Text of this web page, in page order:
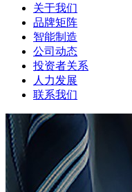
关于我们
品牌矩阵
智能制造
公司动态
投资者关系
人力发展
联系我们